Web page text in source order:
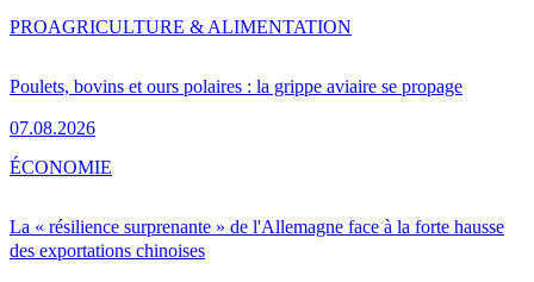
Poulets, bovins et ours polaires : la grippe aviaire se propage
07.08.2026
PROAGRICULTURE & ALIMENTATION
La « résilience surprenante » de l'Allemagne face à la forte hausse
des exportations chinoises
ÉCONOMIE